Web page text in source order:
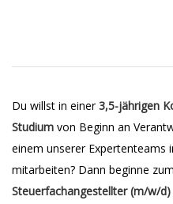
Du willst in einer3,5-jährigen
Studium von Beginn an
einem unserer Expertenteams
mitarbeiten? Dann beginne zum
Steuerfachangestellter (m/w/d)